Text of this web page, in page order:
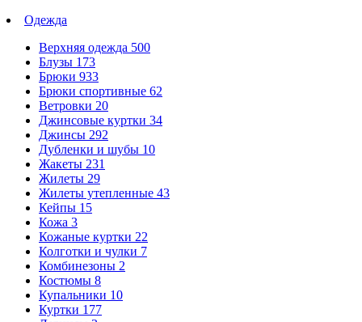
Одежда
Верхняя одежда 500
Блузы 173
Брюки 933
Брюки спортивные 62
Ветровки 20
Джинсовые куртки 34
Джинсы 292
Дубленки и шубы 10
Жакеты 231
Жилеты 29
Жилеты утепленные 43
Кейпы 15
Кожа 3
Кожаные куртки 22
Колготки и чулки 7
Комбинезоны 2
Костюмы 8
Купальники 10
Куртки 177